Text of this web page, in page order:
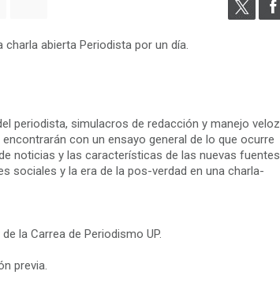
abierta Periodista por un día.
periodista, simulacros de redacción y manejo veloz
con un ensayo general de lo que ocurre
noticias y las características de las nuevas fuentes
sociales y la era de la pos-verdad en una charla-
la Carrea de Periodismo UP.
previa.